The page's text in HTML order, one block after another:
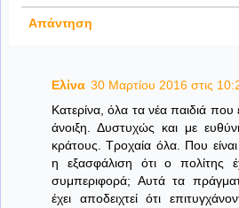
Απάντηση
Ελίνα 30 Μαρτίου 2016 στις
Κατερίνα, όλα τα νέα παιδιά
άνοιξη. Δυστυχώς και με
κράτους. Τροχαία όλα. Που
η εξασφάλιση ότι ο πολίτης
συμπεριφορά; Aυτά τα
έχει αποδειχτεί ότι